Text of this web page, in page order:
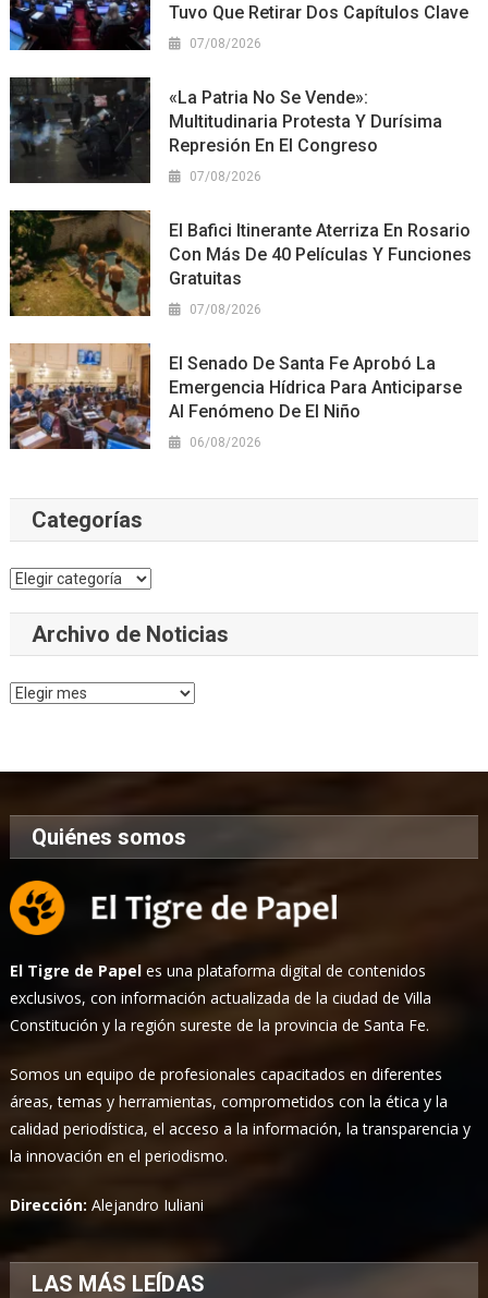
Tuvo Que Retirar Dos Capítulos Clave
07/08/2026
«La Patria No Se Vende»:
Multitudinaria Protesta Y Durísima
Represión En El Congreso
07/08/2026
El Bafici Itinerante Aterriza En Rosario
Con Más De 40 Películas Y Funciones
Gratuitas
07/08/2026
El Senado De Santa Fe Aprobó La
Emergencia Hídrica Para Anticiparse
Al Fenómeno De El Niño
06/08/2026
Categorías
Categorías
Archivo de Noticias
Archivo
Quiénes somos
El Tigre de Papel es una plataforma digital de contenidos
exclusivos, con información actualizada de la ciudad de Villa
Constitución y la región sureste de la provincia de Santa Fe.
Somos un equipo de profesionales capacitados en diferentes
áreas, temas y herramientas, comprometidos con la ética y la
calidad periodística, el acceso a la información, la transparencia y
la innovación en el periodismo.
Dirección:Alejandro Iuliani
LAS MÁS LEÍDAS